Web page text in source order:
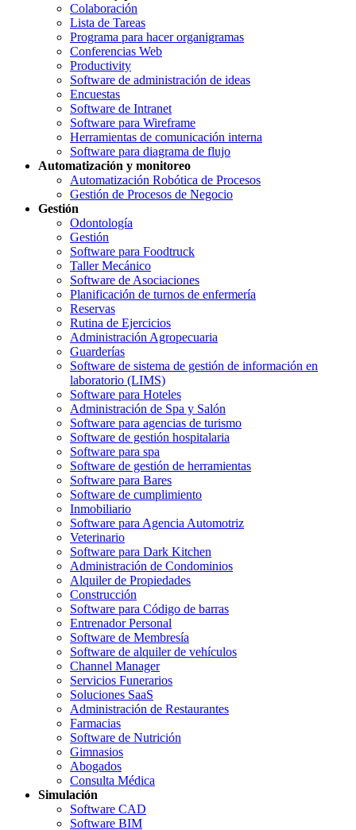
Colaboración
Lista de Tareas
Programa para hacer organigramas
Conferencias Web
Productivity
Software de administración de ideas
Encuestas
Software de Intranet
Software para Wireframe
Herramientas de comunicación interna
Software para diagrama de flujo
Automatización y monitoreo
Automatización Robótica de Procesos
Gestión de Procesos de Negocio
Gestión
Odontología
Gestión
Software para Foodtruck
Taller Mecánico
Software de Asociaciones
Planificación de turnos de enfermería
Reservas
Rutina de Ejercicios
Administración Agropecuaria
Guarderías
Software de sistema de gestión de información en
laboratorio (LIMS)
Software para Hoteles
Administración de Spa y Salón
Software para agencias de turismo
Software de gestión hospitalaria
Software para spa
Software de gestión de herramientas
Software para Bares
Software de cumplimiento
Inmobiliario
Software para Agencia Automotriz
Veterinario
Software para Dark Kitchen
Administración de Condominios
Alquiler de Propiedades
Construcción
Software para Código de barras
Entrenador Personal
Software de Membresía
Software de alquiler de vehículos
Channel Manager
Servicios Funerarios
Soluciones SaaS
Administración de Restaurantes
Farmacias
Software de Nutrición
Gimnasios
Abogados
Consulta Médica
Simulación
Software CAD
Software BIM